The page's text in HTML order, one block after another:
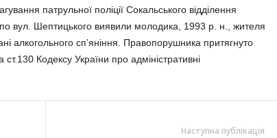
патрульної поліції Сокальського відділення
по вул. Шептицького виявили молодика, 1993 р. н., жителя
алкогольного сп’яніння. Правопорушника притягнуто
ст.130 Кодексу України про адміністративні
Наступна публікація